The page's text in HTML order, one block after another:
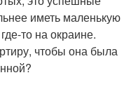
иметь маленькую
то на окраине.
чтобы она была